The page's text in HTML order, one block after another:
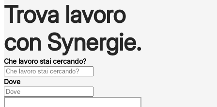
Trova lavoro
con Synergie.
Che lavoro stai cercando?
Dove